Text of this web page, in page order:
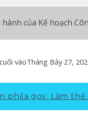
của Kế hoạch
vàoTháng Bảy 27,
phila.gov. Làm